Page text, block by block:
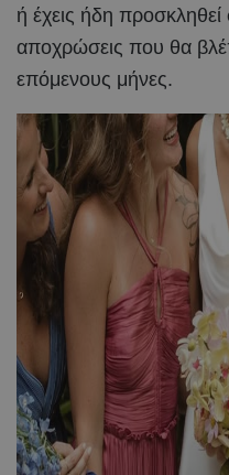
ή έχεις ήδη προσκληθεί
αποχρώσεις που θα
επόμενους μήνες.